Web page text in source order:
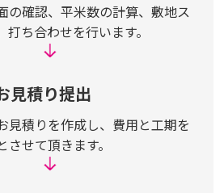
の確認、平米数の計算、敷地ス
ち合わせを行います。
見積り提出
見積りを作成し、費用と工期を
せて頂きます。